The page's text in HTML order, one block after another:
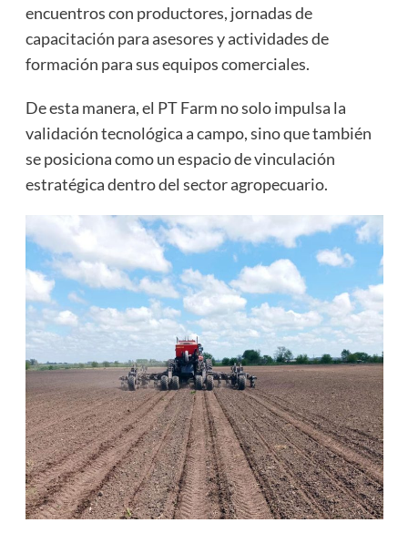
encuentros con productores, jornadas de
capacitación para asesores y actividades de
formación para sus equipos comerciales.
De esta manera, el PT Farm no solo impulsa la
validación tecnológica a campo, sino que también
se posiciona como un espacio de vinculación
estratégica dentro del sector agropecuario.